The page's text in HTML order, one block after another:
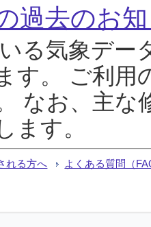
過去のお
る気象デー
す。 ご利用
なお、主な
ます。
れる方へ よくある質問（